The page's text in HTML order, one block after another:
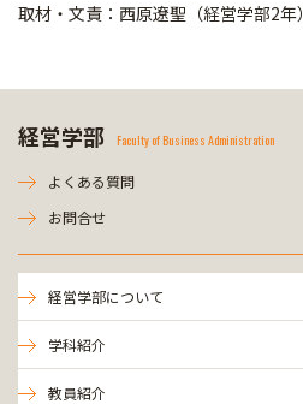
取材・文責：西原遼聖（経営学部2年）
経営学部 Faculty of Business Administration
よくある質問
お問合せ
経営学部について
学科紹介
教員紹介